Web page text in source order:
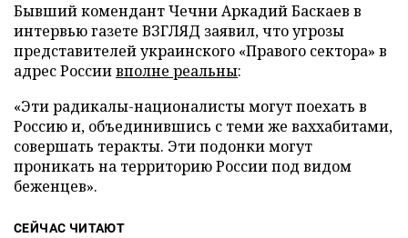
Бывший комендант Чечни Аркадий Баскаев в
интервью газете ВЗГЛЯД заявил, что угрозы
представителей украинского «Правого сектора» в
адрес Россиивполне реальны:
«Эти радикалы-националисты могут поехать в
Россию и, объединившись с теми же ваххабитами,
совершать теракты. Эти подонки могут
проникать на территорию России под видом
беженцев».
СЕЙЧАС ЧИТАЮТ